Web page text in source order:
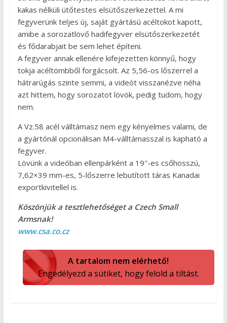
kakas nélküli ütőtestes elsütőszerkezettel. A mi
fegyverünk teljes új, saját gyártású acéltokot kapott,
amibe a sorozatlövő hadifegyver elsütőszerkezetét
és fődarabjait be sem lehet építeni.
A fegyver annak ellenére kifejezetten könnyű, hogy
tokja acéltömbből forgácsolt. Az 5,56-os lőszerrel a
hátrarúgás szinte semmi, a videót visszanézve néha
azt hittem, hogy sorozatot lövök, pedig tudom, hogy
nem.
A Vz.58 acél válltámasz nem egy kényelmes valami, de
a gyártónál opcionálisan M4-válltámasszal is kapható a
fegyver.
Lövünk a videóban ellenpárként a 19″-es csőhosszú,
7,62×39 mm-es, 5-lőszerre lebutított táras Kanadai
exportkivitellel is.
Köszönjük a tesztlehetőséget a Czech Small
Armsnak!
www.csa.co.cz
A tartalom nem elérhető!
Engedélyezd a sütiket, hogy felold a tiltást.